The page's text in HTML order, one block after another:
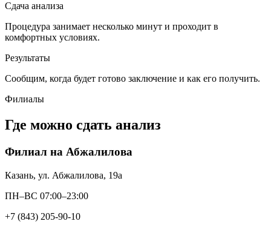
Сдача анализа
Процедура занимает несколько минут и проходит в
комфортных условиях.
Результаты
Сообщим, когда будет готово заключение и как его получить.
Филиалы
Где можно сдать анализ
Филиал на Абжалилова
Казань, ул. Абжалилова, 19а
ПН–ВС 07:00–23:00
+7 (843) 205-90-10